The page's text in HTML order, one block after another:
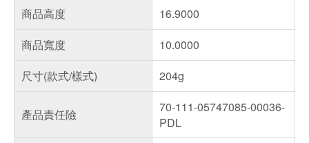
商品高度
16.9000
商品寬度
10.0000
尺寸(款式/樣式)
204g
產品責任險
70-111-05747085-00036-
PDL